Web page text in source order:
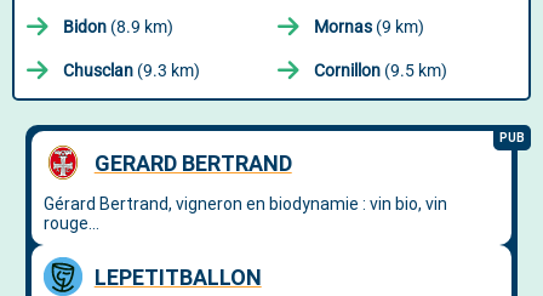
Bidon (8.9 km) Mornas (9 km)
Chusclan (9.3 km) Cornillon (9.5 km)